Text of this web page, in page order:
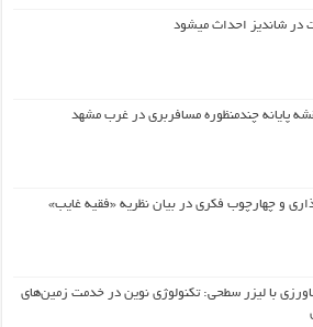
در شاندیز احداث میشود
پایانه چندمنظوره مسافربری در غرب مشهد
و چهارچوب فکری در بیان نظریه «فقیه غایب»
با لیزر سطحی: تکنولوژی نوین در خدمت زمین‌های